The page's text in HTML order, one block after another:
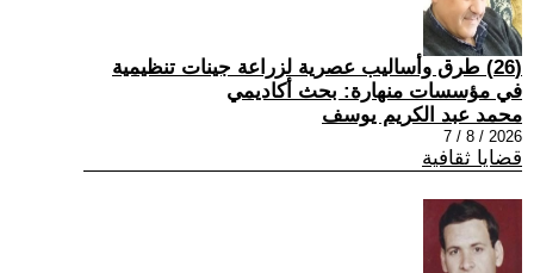
(26) طرق وأساليب عصرية لزراعة جينات تنظيمية
في مؤسسات منهارة: بحث أكاديمي
محمد عبد الكريم يوسف
2026 / 8 / 7
قضايا ثقافية